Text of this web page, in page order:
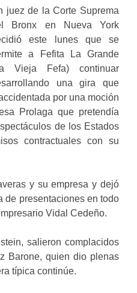
juez de la Corte Suprema
Bronx en Nueva York
este lunes que se
a Fefita La Grande
Vieja Fefa) continuar
una gira que
por una moción
Prolaga que pretendía
de los Estados
contractuales con su
y su empresa y dejó
de presentaciones en todo
Vidal Cedeño.
salieron complacidos
Barone, quien dio plenas
típica continúe.